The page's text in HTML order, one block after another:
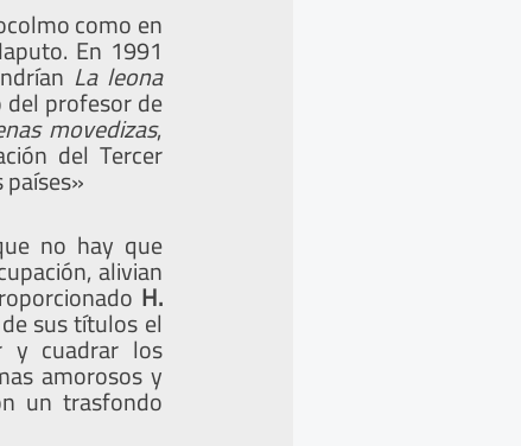
como en
En 1991
La leona
profesor de
movedizas,
del Tercer
no hay que
alivian
H.
sus títulos el
y cuadrar los
amorosos y
un trasfondo